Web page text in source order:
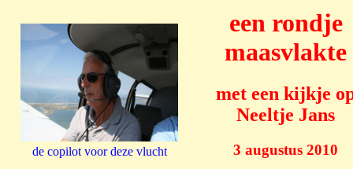
de copilot voor deze vlucht
een rondje
maasvlakte
met een kijkje
Neeltje Jans
3 augustus 2010